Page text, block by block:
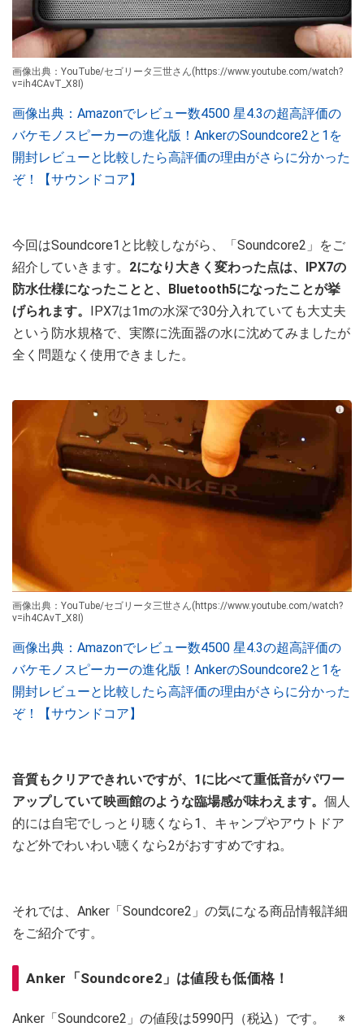
画像出典：YouTube/セゴリータ三世さん(https://www.youtube.com/watch?
v=ih4CAvT_X8I)
画像出典：Amazonでレビュー数4500 星4.3の超高評価の
バケモノスピーカーの進化版！AnkerのSoundcore2と1を
開封レビューと比較したら高評価の理由がさらに分かった
ぞ！【サウンドコア】
今回はSoundcore1と比較しながら、「Soundcore2」をご
紹介していきます。 2になり大きく変わった点は、IPX7の
防水仕様になったことと、Bluetooth5になったことが挙
げられます。
IPX7は1mの水深で30分入れていても大丈夫
という防水規格で、実際に洗面器の水に沈めてみましたが
全く問題なく使用できました。
画像出典：YouTube/セゴリータ三世さん(https://www.youtube.com/watch?
v=ih4CAvT_X8I)
画像出典：Amazonでレビュー数4500 星4.3の超高評価の
バケモノスピーカーの進化版！AnkerのSoundcore2と1を
開封レビューと比較したら高評価の理由がさらに分かった
ぞ！【サウンドコア】
音質もクリアできれいですが、1に比べて重低音がパワー
アップしていて映画館のような臨場感が味わえます。 個人
的には自宅でしっとり聴くなら1、キャンプやアウトドア
など外でわいわい聴くなら2がおすすめですね。
それでは、Anker「Soundcore2」の気になる商品情報詳細
をご紹介です。
Anker「Soundcore2」は値段も低価格！
Anker「Soundcore2」の値段は5990円（税込）です。 ※